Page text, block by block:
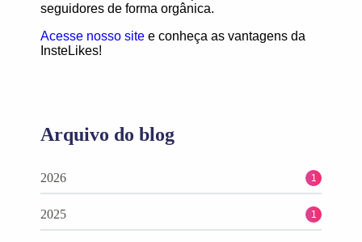
seguidores de forma orgânica.
Acesse nosso site e conheça as vantagens da
InsteLikes!
Arquivo do blog
2026 1
2025 1